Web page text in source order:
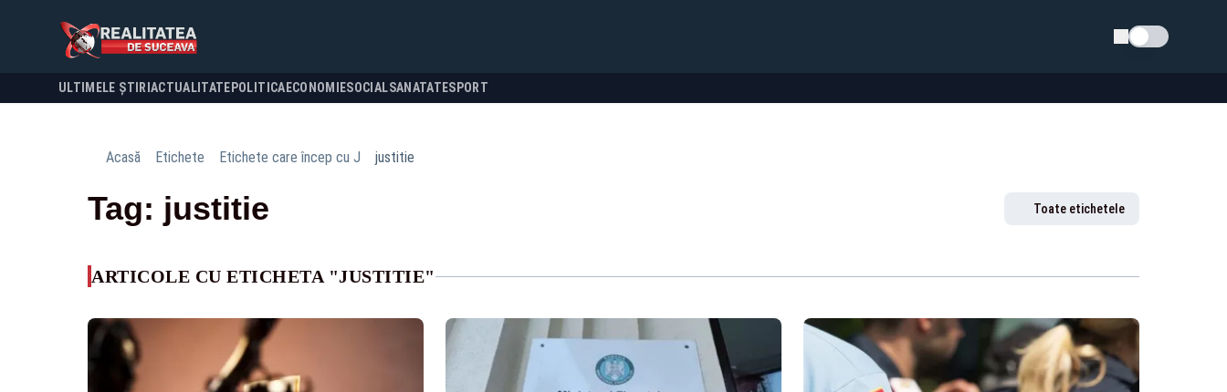
Schimba tema
ULTIMELE ȘTIRI ACTUALITATE POLITICA ECONOMIESOCIALSANATATESPORT
Acasă Etichete Etichete care încep cu J justitie
Tag: justitie Toate etichetele
ARTICOLE CU ETICHETA "JUSTITIE"